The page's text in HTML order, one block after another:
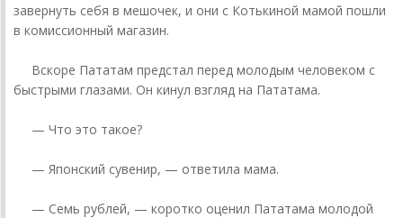
завернуть себя в мешочек, и они с Котькиной мамой пошли
в комиссионный магазин.
Вскоре Пататам предстал перед молодым человеком с
быстрыми глазами. Он кинул взгляд на Пататама.
— Что это такое?
— Японский сувенир, — ответила мама.
— Семь рублей, — коротко оценил Пататама молодой